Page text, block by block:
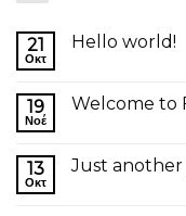
21
Οκτ
Hello world!
19
Νοέ
Welcome to
13
Οκτ
Just another